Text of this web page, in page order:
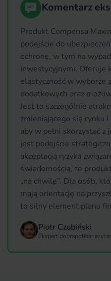
Komentarz
Produkt Compensa
podejście do
ochronę, w tym na
inwestycyjnymi. Oferuje
elastyczność w wyborze
dodatkowych oraz
Jest to szczególnie
zmieniającego się rynku
aby w pełni skorzystać z
jest podejście
akceptacją ryzyka
świadomością, że
„na chwilę”. Dla osób,
mają orientację na
to silny element planu
Piotr Czubiński
Ekspert